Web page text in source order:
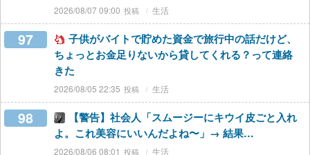
2026/08/07 09:00 生活
97
子供がバイトで貯めた資金で旅行中の話だけど、
ちょっとお金足りないから貸してくれる？って連絡
きた
2026/08/05 22:35 生活
98
【警告】社会人「スムージーにキウイ皮ごと入れ
よ。これ美容にいいんだよね〜」→ 結果…
2026/08/06 08:01 生活